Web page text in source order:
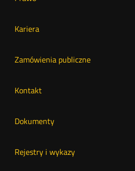
Kariera
Zamówienia publiczne
Kontakt
Dokumenty
Rejestry i wykazy